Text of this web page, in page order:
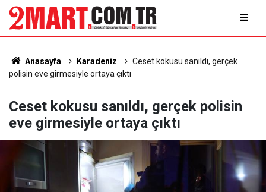
Anasayfa Karadeniz
Ceset kokusu sanıldı, gerçek
polisin eve girmesiyle ortaya çıktı
Ceset kokusu sanıldı, gerçek polisin
eve girmesiyle ortaya çıktı